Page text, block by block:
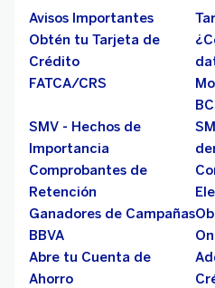
Avisos Importantes
Obtén tu Tarjeta de
Crédito
FATCA/CRS
SMV - Hechos de
Importancia
Comprobantes de
Retención
Ganadores de Campañas
BBVA
Abre tu Cuenta de
Ahorro